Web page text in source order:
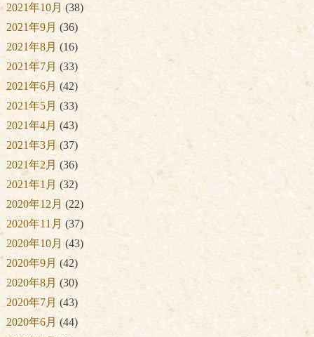
2021年10月 (38)
2021年9月 (36)
2021年8月 (16)
2021年7月 (33)
2021年6月 (42)
2021年5月 (33)
2021年4月 (43)
2021年3月 (37)
2021年2月 (36)
2021年1月 (32)
2020年12月 (22)
2020年11月 (37)
2020年10月 (43)
2020年9月 (42)
2020年8月 (30)
2020年7月 (43)
2020年6月 (44)